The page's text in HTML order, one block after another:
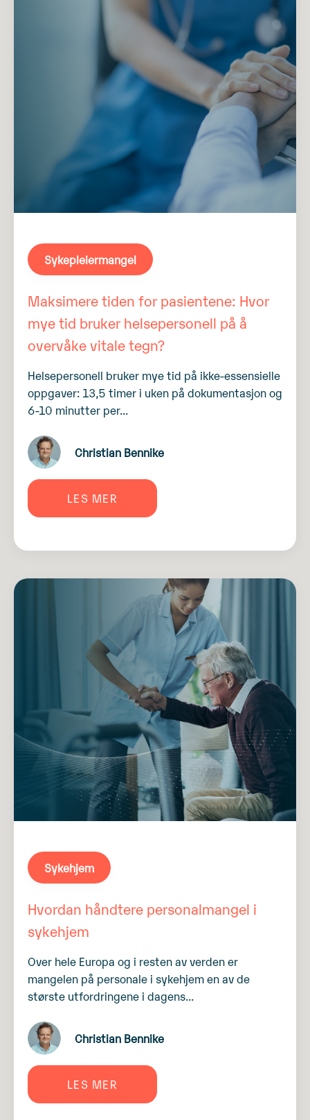
Sykepleiermangel
Maksimere tiden for pasientene: Hvor
mye tid bruker helsepersonell på å
overvåke vitale tegn?
Helsepersonell bruker mye tid på ikke-essensielle
oppgaver: 13,5 timer i uken på dokumentasjon og
6-10 minutter per...
Christian Bennike
LES MER
Sykehjem
Hvordan håndtere personalmangel i
sykehjem
Over hele Europa og i resten av verden er
mangelen på personale i sykehjem en av de
største utfordringene i dagens...
Christian Bennike
LES MER